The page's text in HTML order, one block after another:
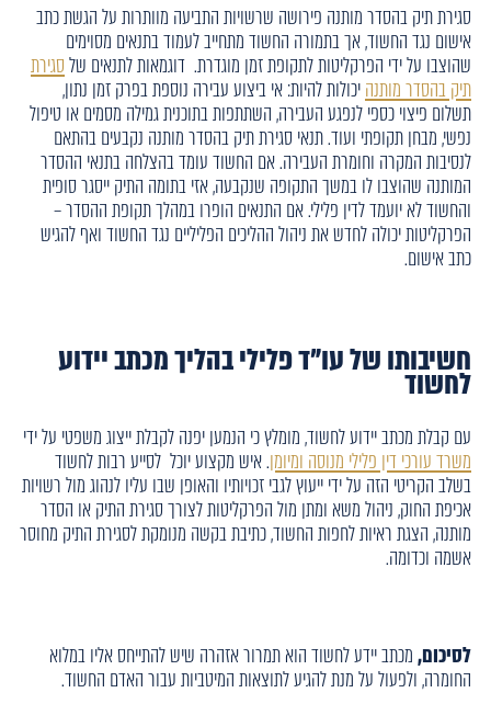
סגירת תיק בהסדר מותנה פירושה שרשויות התביעה מוותרות על הגשת כתב
אישום נגד החשוד, אך בתמורה החשוד מתחייב לעמוד בתנאים מסוימים
שהוצבו על ידי הפרקליטות לתקופת זמן מוגדרת. דוגמאות לתנאים שלסגירת
תיק בהסדר מותנהיכולות להיות: אי ביצוע עבירה נוספת בפרק זמן נתון,
תשלום פיצוי כספי לנפגע העבירה, השתתפות בתוכנית גמילה מסמים או טיפול
נפשי, מבחן תקופתי ועוד. תנאי סגירת תיק בהסדר מותנה נקבעים בהתאם
לנסיבות המקרה וחומרת העבירה. אם החשוד עומד בהצלחה בתנאי ההסדר
המותנה שהוצבו לו במשך התקופה שנקבעה, אזי בתומה התיק ייסגר סופית
והחשוד לא יועמד לדין פלילי. אם התנאים הופרו במהלך תקופת ההסדר –
הפרקליטות יכולה לחדש את ניהול ההליכים הפליליים נגד החשוד ואף להגיש
כתב אישום.
חשיבותו של עו"ד פלילי בהליך מכתב יידוע
לחשוד
עם קבלת מכתב יידוע לחשוד, מומלץ כי הנמען יפנה לקבלת ייצוג משפטי על ידי
משרד עורכי דין פלילי מנוסה ומיומן. איש מקצוע יוכל לסייע רבות לחשוד
בשלב הקריטי הזה על ידי ייעוץ לגבי זכויותיו והאופן שבו עליו לנהוג מול רשויות
אכיפת החוק, ניהול משא ומתן מול הפרקליטות לצורך סגירת התיק או הסדר
מותנה, הצגת ראיות לחפות החשוד, כתיבת בקשה מנומקת לסגירת התיק מחוסר
אשמה וכדומה.
לסיכום,מכתב יידע לחשוד הוא תמרור אזהרה שיש להתייחס אליו במלוא
החומרה, ולפעול על מנת להגיע לתוצאות המיטביות עבור האדם החשוד.